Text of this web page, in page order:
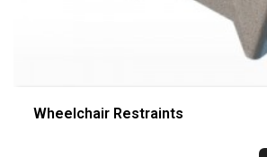
Wheelchair Restraints